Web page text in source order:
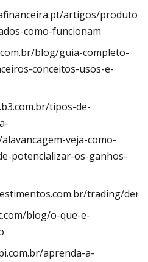
artigos/produtos-
como-funcionam
blog/guia-completo-
conceitos-usos-e-
tipos-de-
veja-como-
potencializar-os-ganhos-
trading/
blog/o-que-e-
aprenda-a-